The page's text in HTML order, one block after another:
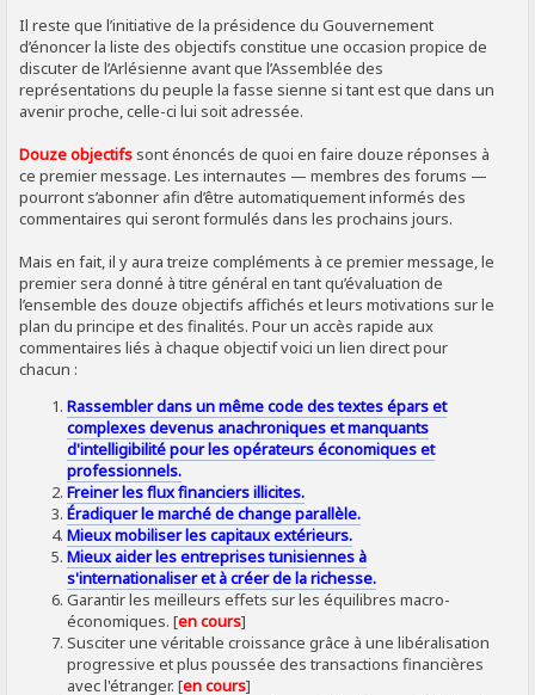
Il reste que l’initiative de la présidence du Gouvernement
d’énoncer la liste des objectifs constitue une occasion propice de
discuter de l’Arlésienne avant que l’Assemblée des
représentations du peuple la fasse sienne si tant est que dans un
avenir proche, celle-ci lui soit adressée.
Douze objectifs sont énoncés de quoi en faire douze réponses à
ce premier message. Les internautes — membres des forums —
pourront s’abonner afin d’être automatiquement informés des
commentaires qui seront formulés dans les prochains jours.
Mais en fait, il y aura treize compléments à ce premier message, le
premier sera donné à titre général en tant qu’évaluation de
l’ensemble des douze objectifs affichés et leurs motivations sur le
plan du principe et des finalités. Pour un accès rapide aux
commentaires liés à chaque objectif voici un lien direct pour
chacun :
Rassembler dans un même code des textes épars et
complexes devenus anachroniques et manquants
d'intelligibilité pour les opérateurs économiques et
professionnels.
Freiner les flux financiers illicites.
Éradiquer le marché de change parallèle.
Mieux mobiliser les capitaux extérieurs.
Mieux aider les entreprises tunisiennes à
s'internationaliser et à créer de la richesse.
Garantir les meilleurs effets sur les équilibres macro-
économiques. [en cours]
Susciter une véritable croissance grâce à une libéralisation
progressive et plus poussée des transactions financières
avec l'étranger. [en cours]